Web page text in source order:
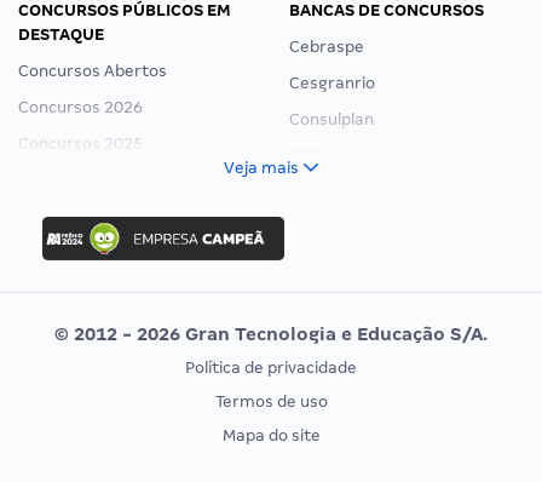
CONCURSOS PÚBLICOS EM
DESTAQUE
Concursos Abertos
Concursos 2026
Concursos 2025
Concurso Ibama
Concurso MPU
Editais publicados
BANCAS DE CONCURSOS
Cebraspe
Cesgranrio
Consulplan
Vunesp
CONCURSOS POR PROFISSÃO
EXAME DE ORDEM
Veja mais
© 2012 - 2026 Gran Tecnologia e Educação S/A.
Política de privacidade
Termos de uso
Mapa do site